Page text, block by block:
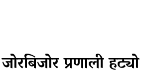
प्रणाली हट्यो